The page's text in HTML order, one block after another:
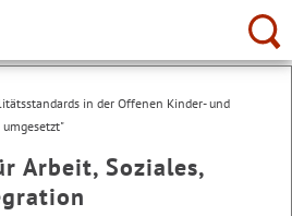
in der Offenen Kinder- und
Arbeit, Soziales,